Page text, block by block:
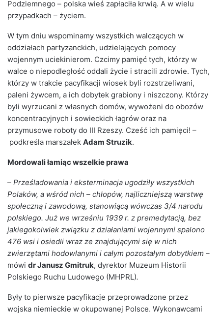
Podziemnego – polska wieś zapłaciła krwią. A w wielu
przypadkach – życiem.
W tym dniu wspominamy wszystkich walczących w
oddziałach partyzanckich, udzielających pomocy
wojennym uciekinierom. Czcimy pamięć tych, którzy w
walce o niepodległość oddali życie i stracili zdrowie. Tych,
którzy w trakcie pacyfikacji wiosek byli rozstrzeliwani,
paleni żywcem, a ich dobytek grabiony i niszczony. Którzy
byli wyrzucani z własnych domów, wywożeni do obozów
koncentracyjnych i sowieckich łagrów oraz na
przymusowe roboty do III Rzeszy. Cześć ich pamięci! –
podkreśla marszałek Adam Struzik.
Mordowali łamiąc wszelkie prawa
– Prześladowania i eksterminacja ugodziły wszystkich
Polaków, a wśród nich – chłopów, najliczniejszą warstwę
społeczną i zawodową, stanowiącą wówczas 3/4 narodu
polskiego. Już we wrześniu 1939 r. z premedytacją, bez
jakiegokolwiek związku z działaniami wojennymi spalono
476 wsi i osiedli wraz ze znajdującymi się w nich
zwierzętami hodowlanymi i całym pozostałym dobytkiem –
mówi dr Janusz Gmitruk, dyrektor Muzeum Historii
Polskiego Ruchu Ludowego (MHPRL).
Były to pierwsze pacyfikacje przeprowadzone przez
wojska niemieckie w okupowanej Polsce. Wykonawcami